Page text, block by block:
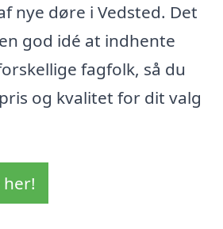
nye døre i Vedsted. Det
god idé at indhente
fagfolk, så du
og kvalitet for dit valg
her!